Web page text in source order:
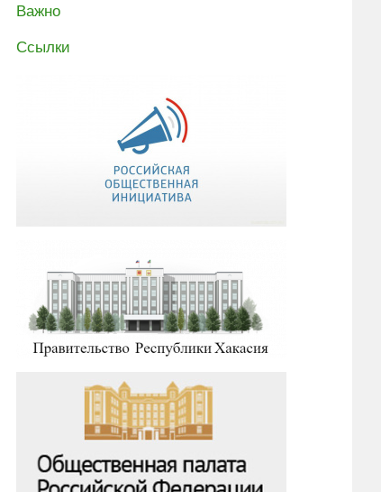
Важно
Ссылки